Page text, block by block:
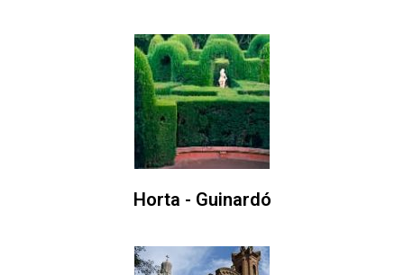
Horta - Guinardó